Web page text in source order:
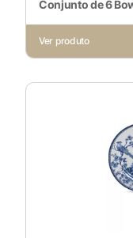
Conjunto de 6
Ver produto